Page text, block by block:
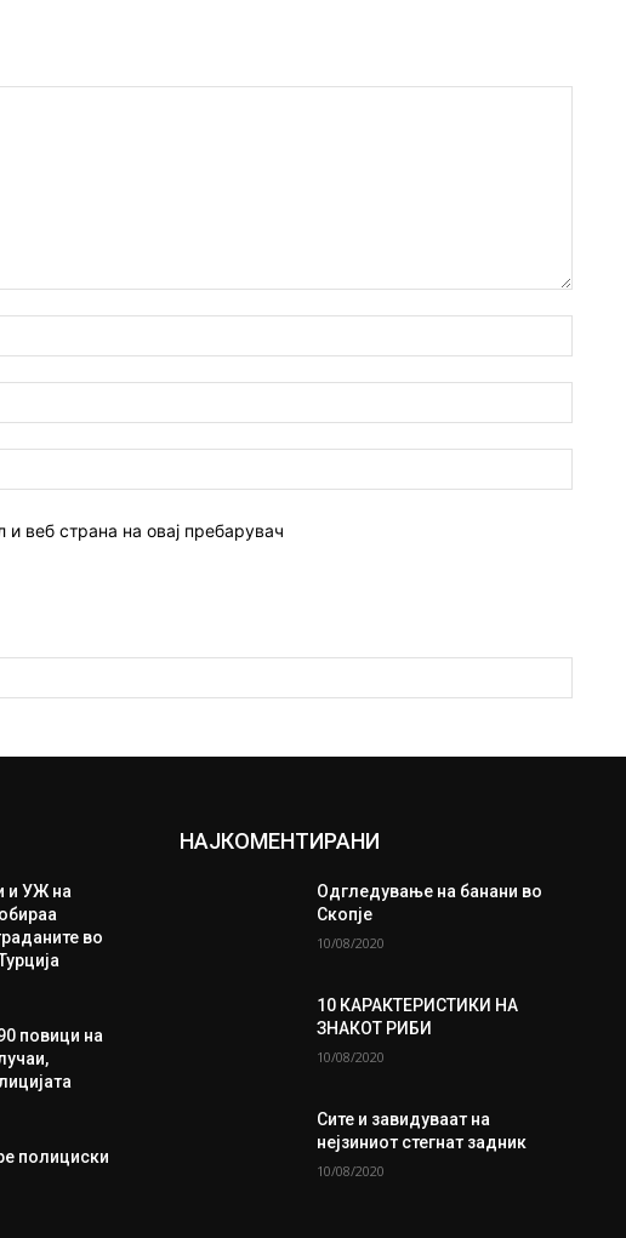
страна:
веб страна на овај пребарувач
и УЖ на
во
повици на
полициски
НАЈКОМЕНТИРАНИ
Одгледување на банани во
Скопје
10/08/2020
10 КАРАКТЕРИСТИКИ НА
ЗНАКОТ РИБИ
10/08/2020
Сите и завидуваат на
нејзиниот стегнат задник
10/08/2020